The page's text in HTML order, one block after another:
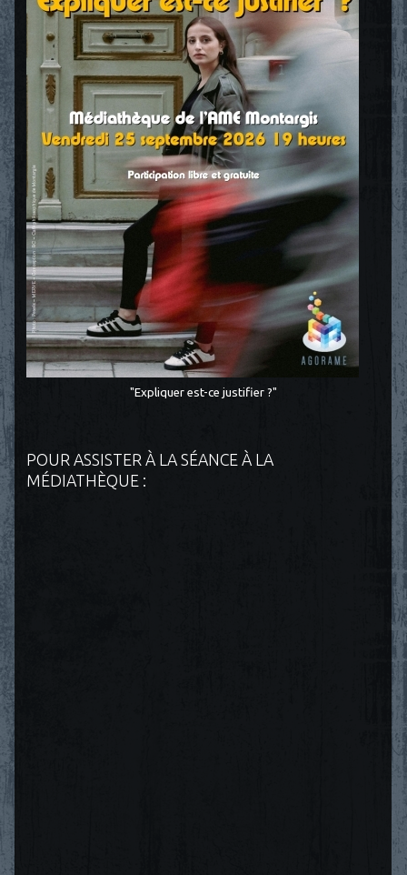
"Expliquer est-ce justifier ?"
POUR ASSISTER À LA SÉANCE À LA
MÉDIATHÈQUE :